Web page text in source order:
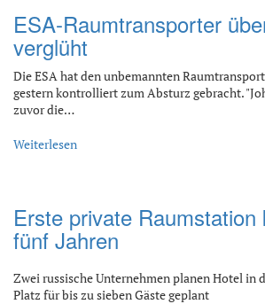
ESA-Raumtransporter
verglüht
Die ESA hat den unbemannten
gestern kontrolliert zum Absturz gebracht.
zuvor die…
Weiterlesen
Erste private Raumstation
fünf Jahren
Zwei russische Unternehmen planen Hotel in
Platz für bis zu sieben Gäste geplant